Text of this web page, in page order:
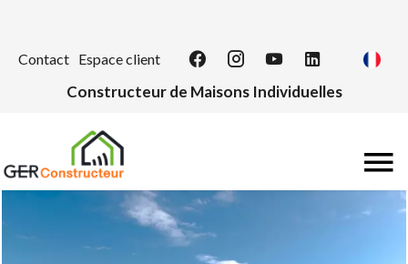
Contact Espace client
Constructeur de Maisons Individuelles